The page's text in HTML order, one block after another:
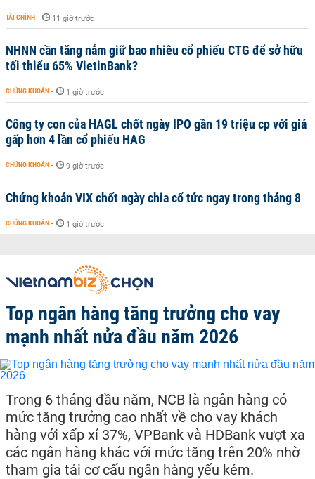
TÀI CHÍNH - 11 giờ trước
NHNN cần tăng nắm giữ bao nhiêu cổ phiếu CTG để sở hữu
tối thiểu 65% VietinBank?
CHỨNG KHOÁN - 1 giờ trước
Công ty con của HAGL chốt ngày IPO gần 19 triệu cp với giá
gấp hơn 4 lần cổ phiếu HAG
CHỨNG KHOÁN - 9 giờ trước
Chứng khoán VIX chốt ngày chia cổ tức ngay trong tháng 8
CHỨNG KHOÁN - 1 giờ trước
Top ngân hàng tăng trưởng cho vay
mạnh nhất nửa đầu năm 2026
Trong 6 tháng đầu năm, NCB là ngân hàng có
mức tăng trưởng cao nhất về cho vay khách
hàng với xấp xỉ 37%, VPBank và HDBank vượt xa
các ngân hàng khác với mức tăng trên 20% nhờ
tham gia tái cơ cấu ngân hàng yếu kém.